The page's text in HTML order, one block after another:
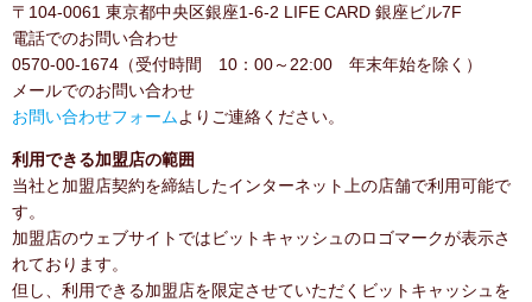
〒104-0061 東京都中央区銀座1-6-2 LIFE CARD 銀座ビル7F
電話でのお問い合わせ
0570-00-1674（受付時間 10：00～22:00 年末年始を除く）
メールでのお問い合わせ
お問い合わせフォームよりご連絡ください。
利用できる加盟店の範囲
当社と加盟店契約を締結したインターネット上の店舗で利用可能で
す。
加盟店のウェブサイトではビットキャッシュのロゴマークが表示さ
れております。
但し、利用できる加盟店を限定させていただくビットキャッシュを